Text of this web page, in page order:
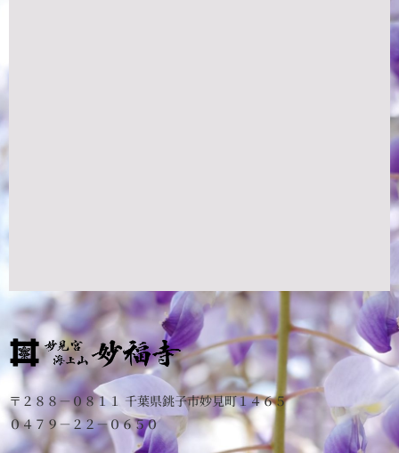
〒２８８－０８１１ 千葉県銚子市妙見町１４６５
０４７９－２２－０６５０